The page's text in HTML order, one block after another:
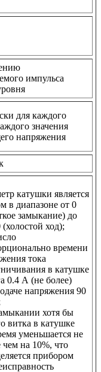
импульса
для каждого
значения
напряжения
катушки является
в диапазоне от 0
замыкание) до
(холостой ход);
времени
тока
в катушке
0.4 А (не более)
напряжения 90
хотя бы
витка в катушке
уменьшается не
чем на 10%, что
прибором